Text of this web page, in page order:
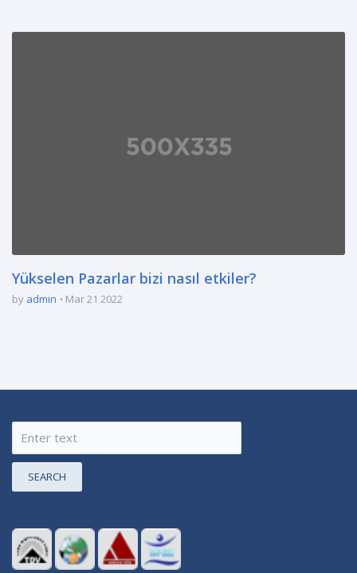
Yükselen Pazarlar bizi nasıl etkiler?
by admin Mar 21 2022
SEARCH